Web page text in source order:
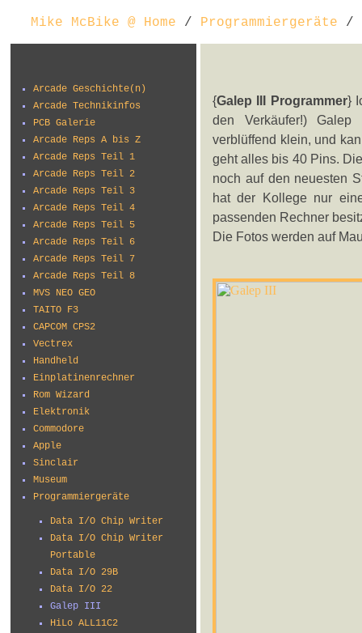
Mike McBike @ Home / Programmiergeräte /
Arcade Geschichte(n)
Arcade Technikinfos
PCB Galerie
Arcade Reps A bis Z
Arcade Reps Teil 1
Arcade Reps Teil 2
Arcade Reps Teil 3
Arcade Reps Teil 4
Arcade Reps Teil 5
Arcade Reps Teil 6
Arcade Reps Teil 7
Arcade Reps Teil 8
MVS NEO GEO
TAITO F3
CAPCOM CPS2
Vectrex
Handheld
Einplatinenrechner
Rom Wizard
Elektronik
Commodore
Apple
Sinclair
Museum
Programmiergeräte
Data I/O Chip Writer
Data I/O Chip Writer
Portable
Data I/O 29B
Data I/O 22
Galep III
HiLo ALL11C2
{Galep III Programmer}
den Verkäufer!)
verblüffend klein, und
geht alles bis 40 Pins.
noch auf den neuesten
hat der Kollege nur
passenden Rechner
Die Fotos werden auf